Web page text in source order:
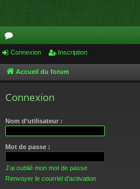
or
u
Connexion Inscription
Accueil du forum
Connexion
Nom d’utilisateur :
Mot de passe :
J’ai oublié mon mot de passe
Renvoyer le courriel d’activation